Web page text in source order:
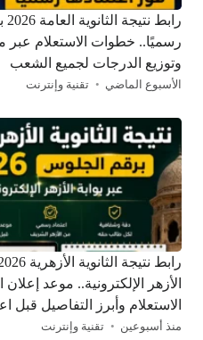
رسميًا.. خطوات الاستعلام عبر
وتوزيع الدرجات لجميع الشعب
الأسبوع الماضي تقنية وإنترنت
الأزهر الإلكترونية.. موعد
الاستعلام وأبرز التفاصيل قبل
منذ أسبوعين تقنية وإنترنت